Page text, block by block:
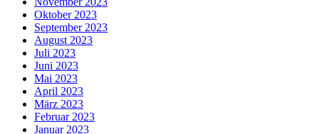
Oktober 2023
September 2023
August 2023
Juli 2023
Juni 2023
Mai 2023
April 2023
März 2023
Februar 2023
Januar 2023